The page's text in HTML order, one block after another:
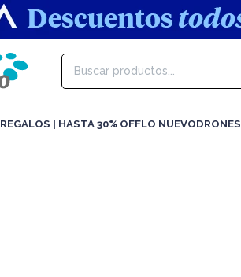
REGALOS | HASTA 30% OFFLO NUEVODRONES